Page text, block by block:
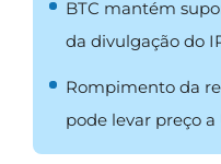
BTC mantém
da divulgação do
Rompimento da
pode levar preço a